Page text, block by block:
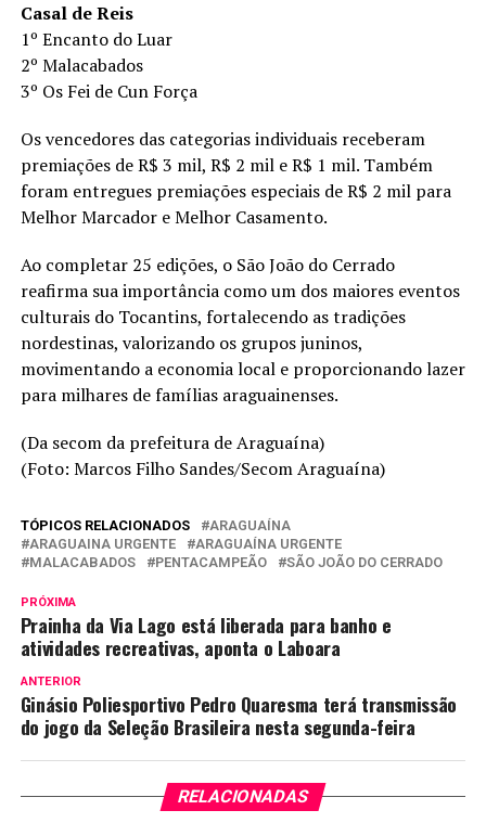
Casal de Reis
1º Encanto do Luar
2º Malacabados
3º Os Fei de Cun Força
Os vencedores das categorias individuais receberam
premiações de R$ 3 mil, R$ 2 mil e R$ 1 mil. Também
foram entregues premiações especiais de R$ 2 mil para
Melhor Marcador e Melhor Casamento.
Ao completar 25 edições, o São João do Cerrado
reafirma sua importância como um dos maiores eventos
culturais do Tocantins, fortalecendo as tradições
nordestinas, valorizando os grupos juninos,
movimentando a economia local e proporcionando lazer
para milhares de famílias araguainenses.
(Da secom da prefeitura de Araguaína)
(Foto: Marcos Filho Sandes/Secom Araguaína)
TÓPICOS RELACIONADOS
ARAGUAÍNA
ARAGUAINA URGENTE
ARAGUAÍNA URGENTE
MALACABADOS
PENTACAMPEÃO SÃO JOÃO DO CERRADO
PRÓXIMA
Prainha da Via Lago está liberada para banho e
atividades recreativas, aponta o Laboara
ANTERIOR
Ginásio Poliesportivo Pedro Quaresma terá transmissão
do jogo da Seleção Brasileira nesta segunda-feira
RELACIONADAS